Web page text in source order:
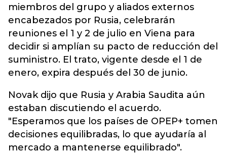
miembros del grupo y aliados externos
encabezados por Rusia, celebrarán
reuniones el 1 y 2 de julio en Viena para
decidir si amplían su pacto de reducción del
suministro. El trato, vigente desde el 1 de
enero, expira después del 30 de junio.
Novak dijo que Rusia y Arabia Saudita aún
estaban discutiendo el acuerdo.
"Esperamos que los países de OPEP+ tomen
decisiones equilibradas, lo que ayudaría al
mercado a mantenerse equilibrado".